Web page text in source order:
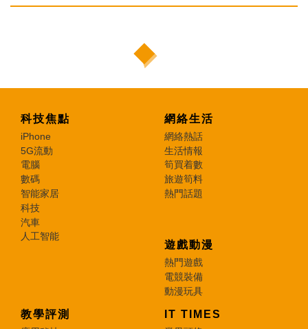
科技焦點
iPhone
5G流動
電腦
數碼
智能家居
科技
汽車
人工智能
網絡生活
網絡熱話
生活情報
筍買着數
旅遊筍料
熱門話題
遊戲動漫
熱門遊戲
電競裝備
動漫玩具
教學評測 IT TIMES